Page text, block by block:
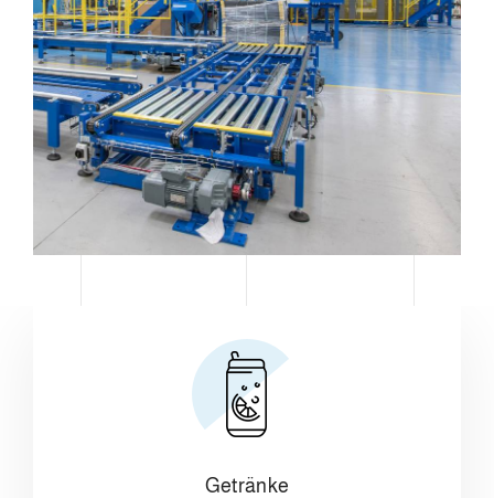
Getränke